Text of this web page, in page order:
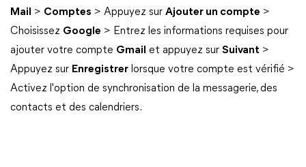
Mail
> Comptes > Appuyez sur Ajouter un compte >
Choisissez Google > Entrez les informations requises pour
ajouter votre compte Gmail et appuyez sur Suivant >
Appuyez sur Enregistrer lorsque votre compte est vérifié >
Activez l'option de synchronisation de la messagerie, des
contacts et des calendriers.